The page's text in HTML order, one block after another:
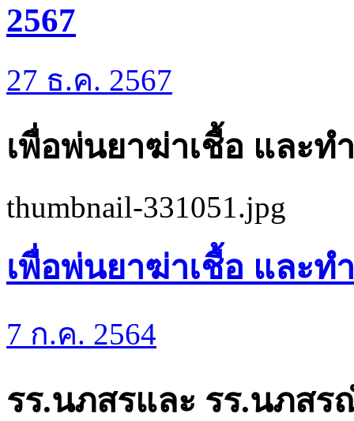
2567
27 ธ.ค. 2567
เพื่อพ่นยาฆ่าเชื้อ และท
thumbnail-331051.jpg
เพื่อพ่นยาฆ่าเชื้อ และท
7 ก.ค. 2564
รร.นภสรและ รร.นภส